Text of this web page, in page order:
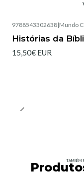
9788543302638|Mundo
Histórias da
15,50€ EUR
TAMBÉM